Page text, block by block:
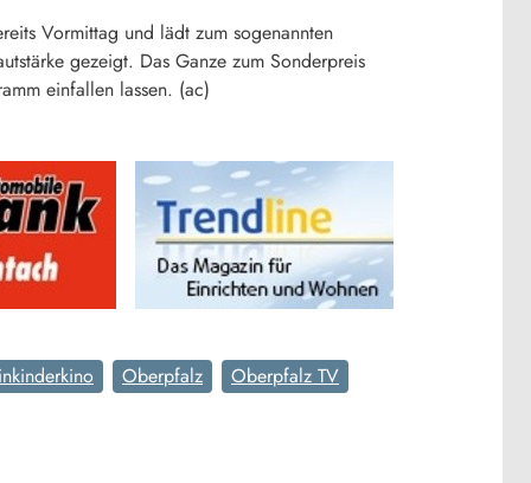
Vormittag und lädt zum sogenannten
gezeigt. Das Ganze zum Sonderpreis
einfallen lassen. (ac)
Oberpfalz
Oberpfalz TV